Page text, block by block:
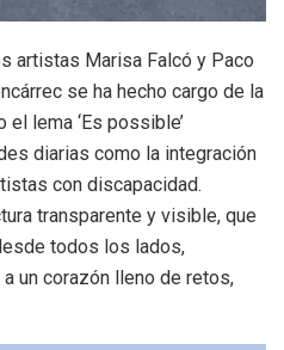
artistas Marisa Falcó y Paco
se ha hecho cargo de la
el lema ‘Es possible’
diarias como la integración
con discapacidad.
transparente y visible, que
todos los lados,
un corazón lleno de retos,